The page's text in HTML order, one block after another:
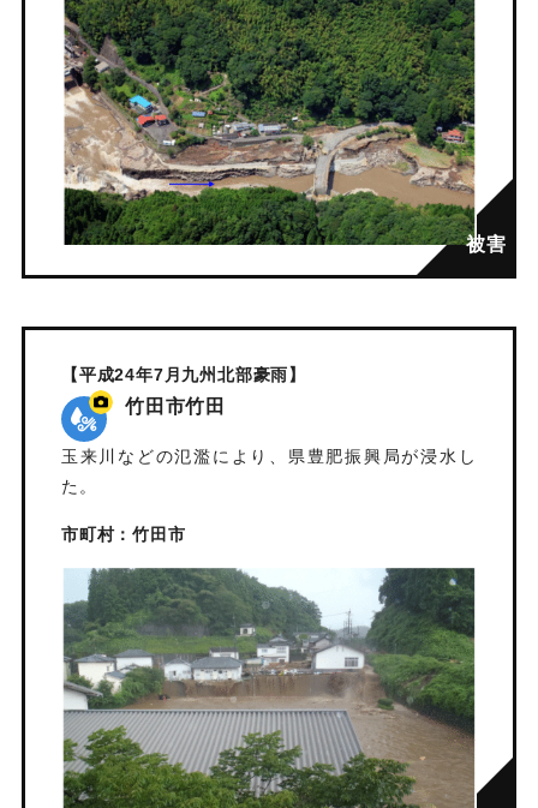
【平成24年7月九州北部豪雨】
竹田市竹田
玉来川などの氾濫により、県豊肥振興局が浸水し
た。
市町村：竹田市